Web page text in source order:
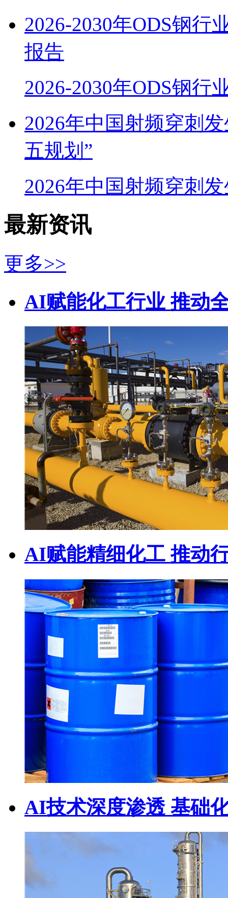
2026-2030年ODS钢行
报告
2026-2030年ODS钢行
2026年中国射频穿刺
五规划”
2026年中国射频穿刺
最新资讯
更多>>
AI赋能化工行业 推动
AI赋能精细化工 推动
AI技术深度渗透 基础